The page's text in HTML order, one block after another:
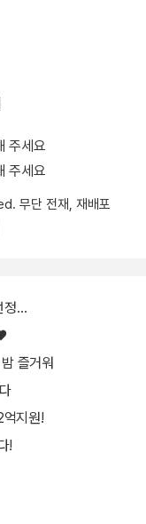
주세요
주세요
무단 전재, 재배포